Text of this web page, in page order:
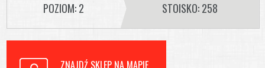
POZIOM: 2 STOISKO: 258